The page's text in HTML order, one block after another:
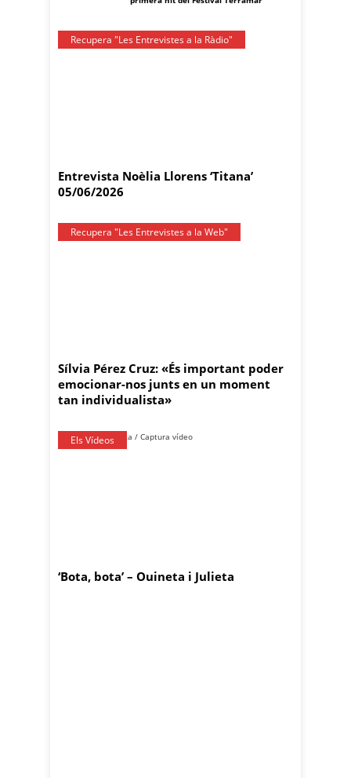
Recupera "Les Entrevistes a la Ràdio"
Entrevista Noèlia Llorens ‘Titana’
05/06/2026
Recupera "Les Entrevistes a la Web"
Sílvia Pérez Cruz: «És important poder
emocionar-nos junts en un moment
tan individualista»
Els Vídeos
‘Bota, bota’ – Ouineta i Julieta